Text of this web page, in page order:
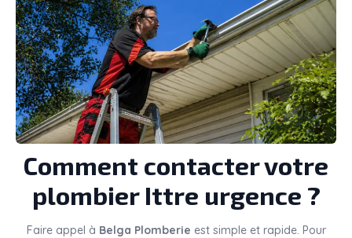
Comment contacter votre
plombier Ittre urgence ?
Faire appel à Belga Plomberie est simple et rapide. Pour